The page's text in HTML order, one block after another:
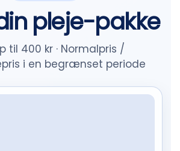
pleje-pakke
til 400 kr · Normalpris /
i en begrænset periode